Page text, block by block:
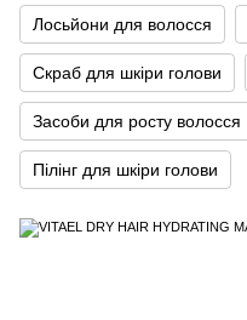
Лосьйони для волосся
Скраб для шкіри голови
Засоби для росту волосся
Пілінг для шкіри голови